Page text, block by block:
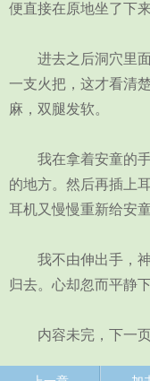
便直接在原地坐了下
进去之后洞穴里面
一支火把，这才看清
麻，双腿发软。
我在拿着安童的手
的地方。然后再插上
耳机又慢慢重新给安
我不由伸出手，神
归去。心却忽而平静
内容未完，下一页